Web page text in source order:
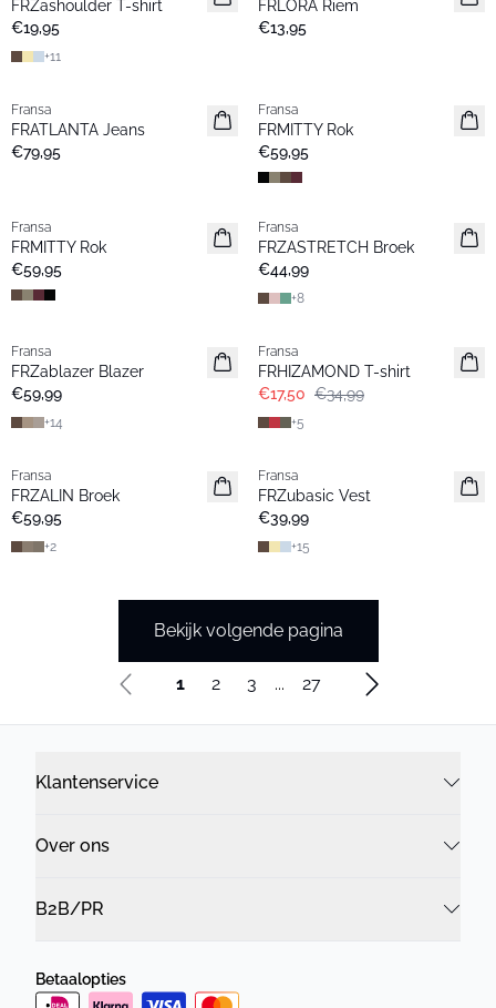
FRZashoulder T-shirt
€19,95
+11
FRLORA Riem
€13,95
Nieuw
Fransa
FRATLANTA Jeans
€79,95
Nieuw
Fransa
FRMITTY Rok
€59,95
Nieuw
Fransa
FRMITTY Rok
€59,95
Extended size
Fransa
FRZASTRETCH Broek
€44,99
+8
Extended size
Fransa
FRZablazer Blazer
€59,99
+14
Extended size
Fransa
FRHIZAMOND T-shirt
€17,50 €34,99
+5
Extended size
Fransa
FRZALIN Broek
€59,95
+2
Extended size
Fransa
FRZubasic Vest
€39,99
+15
Bekijk volgende pagina
1 2 3 ... 27
Klantenservice
Over ons
B2B/PR
Betaalopties